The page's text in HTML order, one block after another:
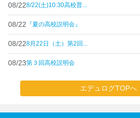
08/228/22(土)10:30高校普...
08/22 『夏の高校説明会』
08/228月22日（土）第2回...
08/23第３回高校説明会
エデュログTOPへ